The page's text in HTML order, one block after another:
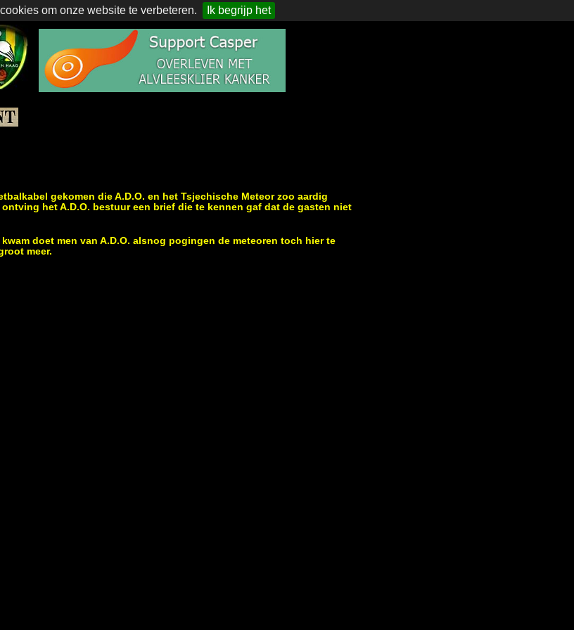
om onze website te verbeteren. Ik begrijp het
gekomen die A.D.O. en het Tsjechische Meteor zoo aardig
het A.D.O. bestuur een brief die te kennen gaf dat de gasten niet
doet men van A.D.O. alsnog pogingen de meteoren toch hier te
meer.